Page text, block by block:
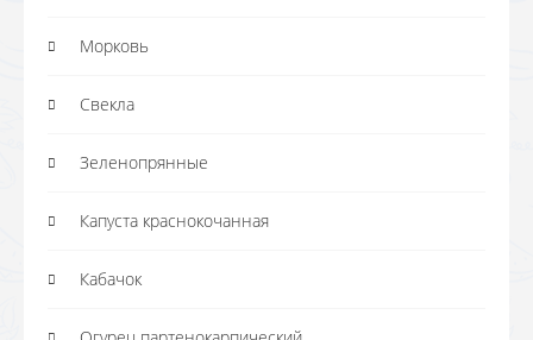
Морковь
Свекла
Зеленопрянные
Капуста краснокочанная
Кабачок